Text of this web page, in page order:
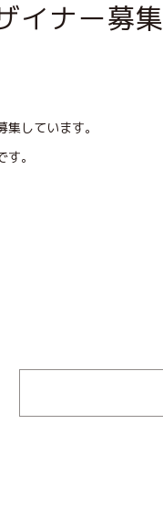
イナー募集
しています。
。